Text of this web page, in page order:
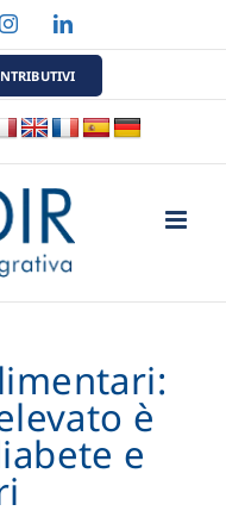
InstagramLinkedIn
è
e